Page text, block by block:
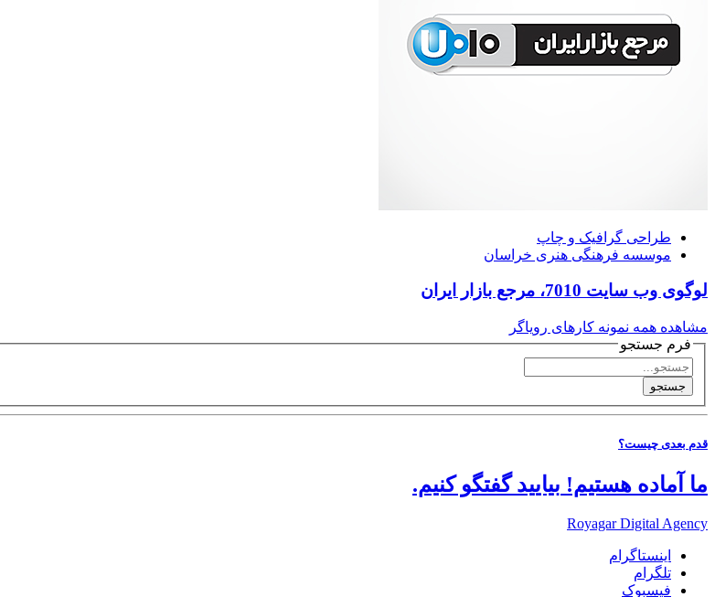
طراحی گرافیک و چاپ
موسسه فرهنگی هنری خراسان
لوگوی وب سایت 7010، مرجع بازار ایران
مشاهده همه نمونه کارهای رویاگر
فرم جستجو
جستجو
قدم بعدی چیست؟
ما آماده هستیم! بیایید گفتگو کنیم.
Royagar Digital Agency
اینستاگرام
تلگرام
فیسبوک